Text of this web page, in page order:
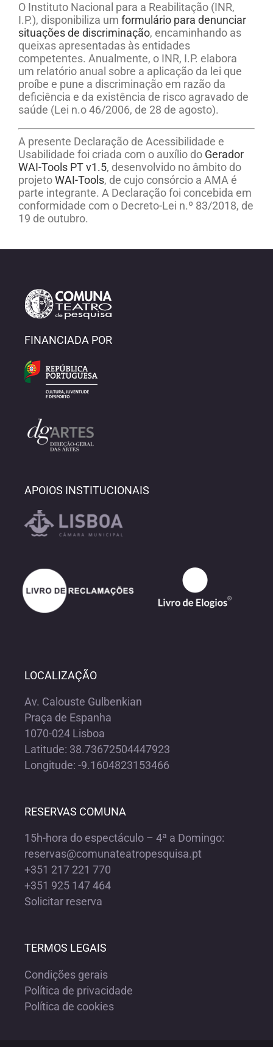
O Instituto Nacional para a Reabilitação (INR,
I.P.), disponibiliza um formulário para denunciar
situações de discriminação, encaminhando as
queixas apresentadas às entidades
competentes. Anualmente, o INR, I.P. elabora
um relatório anual sobre a aplicação da lei que
proíbe e pune a discriminação em razão da
deficiência e da existência de risco agravado de
saúde (Lei n.o 46/2006, de 28 de agosto).
A presente Declaração de Acessibilidade e
Usabilidade foi criada com o auxílio do Gerador
WAI-Tools PT v1.5, desenvolvido no âmbito do
projetoWAI-Tools, de cujo consórcio a AMA é
parte integrante. A Declaração foi concebida em
conformidade com o Decreto-Lei n.º 83/2018, de
19 de outubro.
FINANCIADA POR
APOIOS INSTITUCIONAIS
LOCALIZAÇÃO
Av. Calouste Gulbenkian
Praça de Espanha
1070-024 Lisboa
Latitude: 38.73672504447923
Longitude: -9.1604823153466
RESERVAS COMUNA
15h-hora do espectáculo – 4ª a Domingo:
reservas@comunateatropesquisa.pt
+351 217 221 770
+351 925 147 464
Solicitar reserva
TERMOS LEGAIS
Condições gerais
Política de privacidade
Política de cookies